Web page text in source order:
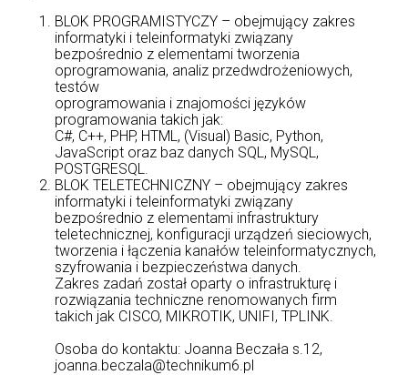
BLOK PROGRAMISTYCZY – obejmujący zakres
informatyki i teleinformatyki związany
bezpośrednio z elementami tworzenia
oprogramowania, analiz przedwdrożeniowych,
testów
oprogramowania i znajomości języków
programowania takich jak:
C#, C++, PHP, HTML, (Visual) Basic, Python,
JavaScript oraz baz danych SQL, MySQL,
POSTGRESQL.
BLOK TELETECHNICZNY – obejmujący zakres
informatyki i teleinformatyki związany
bezpośrednio z elementami infrastruktury
teletechnicznej, konfiguracji urządzeń sieciowych,
tworzenia i łączenia kanałów teleinformatycznych,
szyfrowania i bezpieczeństwa danych.
Zakres zadań został oparty o infrastrukturę i
rozwiązania techniczne renomowanych firm
takich jak CISCO, MIKROTIK, UNIFI, TPLINK.
Osoba do kontaktu: Joanna Beczała s.12,
joanna.beczala@technikum6.pl